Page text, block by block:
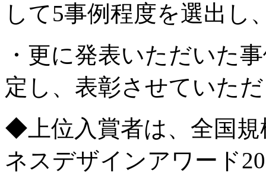
して5事例程度を選出し
・更に発表いただいた
定し、表彰させていた
◆上位入賞者は、全国規
ネスデザインアワード